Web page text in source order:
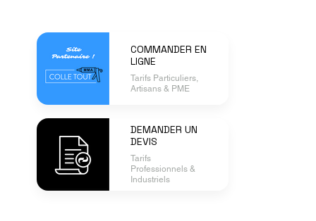
COMMANDER EN
LIGNE
Tarifs Particuliers,
Artisans & PME
DEMANDER UN
DEVIS
Tarifs
Professionnels &
Industriels